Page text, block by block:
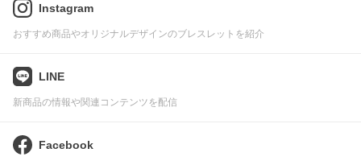
Instagram
おすすめ商品やオリジナルデザインのブレスレットを紹介
LINE
新商品の情報や関連コンテンツを配信
Facebook